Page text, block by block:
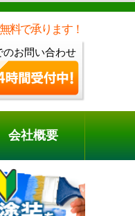
料で承ります！
のお問い合わせ
会社概要